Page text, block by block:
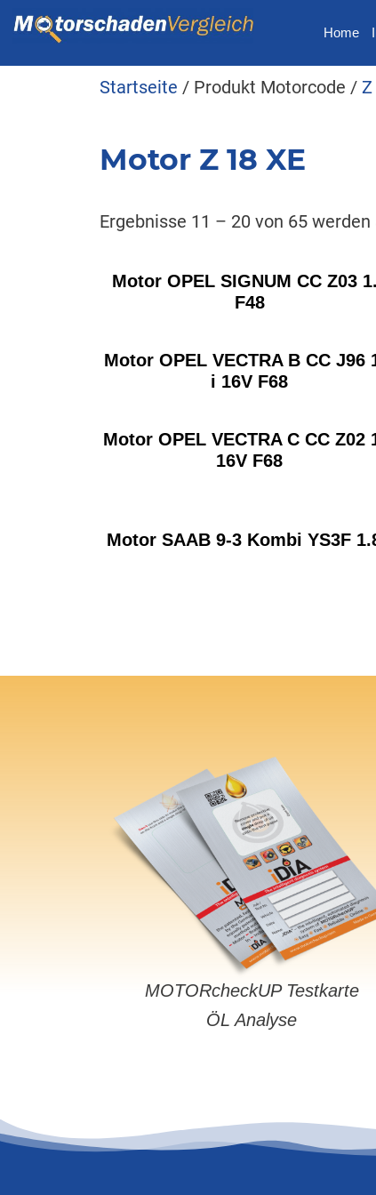
Home
Startseite / Produkt Motorcode / Z
Motor Z 18 XE
Ergebnisse 11 – 20 von 65
Motor OPEL SIGNUM CC Z03
F48
Motor OPEL VECTRA B CC J96
i 16V F68
Motor OPEL VECTRA C CC Z02
16V F68
Motor SAAB 9-3 Kombi YS3F
MOTORcheckUP Testkarte
ÖL Analyse